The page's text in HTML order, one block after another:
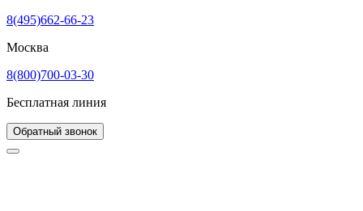
8(495)662-66-23
Москва
8(800)700-03-30
Бесплатная линия
Обратный звонок